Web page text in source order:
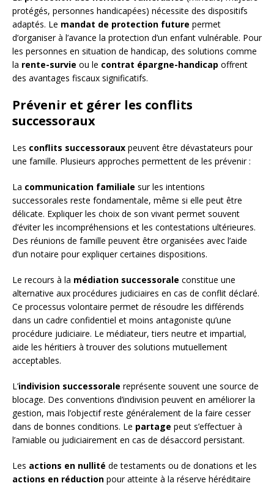
protégés, personnes handicapées) nécessite des dispositifs
adaptés. Le mandat de protection future permet
d’organiser à l’avance la protection d’un enfant vulnérable. Pour
les personnes en situation de handicap, des solutions comme
la rente-survie ou le contrat épargne-handicap offrent
des avantages fiscaux significatifs.
Prévenir et gérer les conflits
successoraux
Les conflits successoraux peuvent être dévastateurs pour
une famille. Plusieurs approches permettent de les prévenir :
La communication familiale sur les intentions
successorales reste fondamentale, même si elle peut être
délicate. Expliquer les choix de son vivant permet souvent
d’éviter les incompréhensions et les contestations ultérieures.
Des réunions de famille peuvent être organisées avec l’aide
d’un notaire pour expliquer certaines dispositions.
Le recours à la médiation successorale constitue une
alternative aux procédures judiciaires en cas de conflit déclaré.
Ce processus volontaire permet de résoudre les différends
dans un cadre confidentiel et moins antagoniste qu’une
procédure judiciaire. Le médiateur, tiers neutre et impartial,
aide les héritiers à trouver des solutions mutuellement
acceptables.
L’indivision successorale représente souvent une source de
blocage. Des conventions d’indivision peuvent en améliorer la
gestion, mais l’objectif reste généralement de la faire cesser
dans de bonnes conditions. Le partage peut s’effectuer à
l’amiable ou judiciairement en cas de désaccord persistant.
Les actions en nullité de testaments ou de donations et les
actions en réduction pour atteinte à la réserve héréditaire